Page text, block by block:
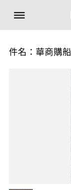
件名：華商購